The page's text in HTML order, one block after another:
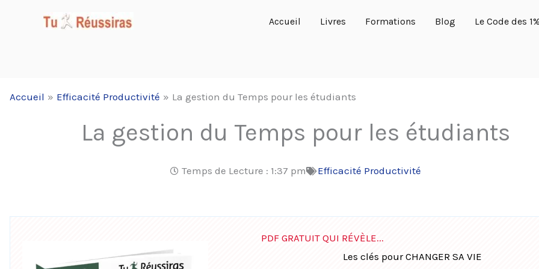
Accueil Livres Formations Blog Le Code des
Accueil Efficacité Productivité La gestion du Temps pour les étudiants
La gestion du Temps pour les étudiants
Temps de Lecture : 1:37 pm Efficacité Productivité
PDF GRATUIT QUI RÉVÈLE...
Les clés pour CHANGER SA VIE